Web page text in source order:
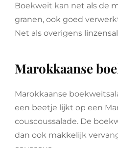
Boekweit kan net als de
granen, ook goed
Net als overigens
Marokkaanse
Marokkaanse
een beetje lijkt op een
couscoussalade. De
dan ook makkelijk